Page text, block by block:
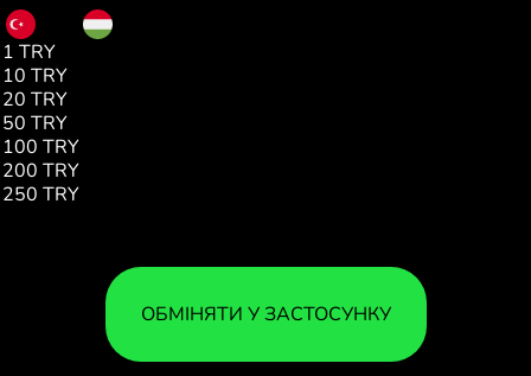
TRY
1 TRY
10 TRY
20 TRY
50 TRY
100 TRY
200 TRY
250 TRY
ОБМІНЯТИ У ЗАСТОСУНКУ